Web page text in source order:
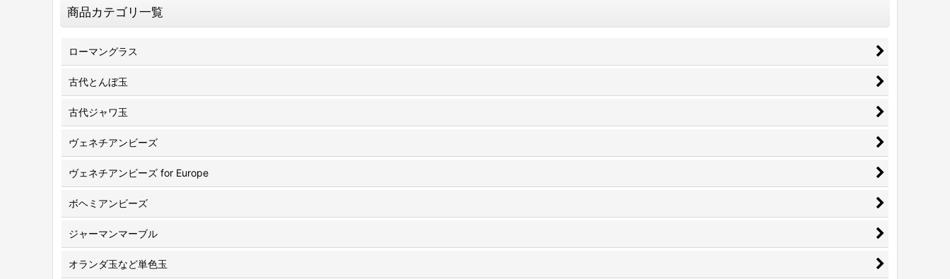
商品カテゴリ一覧
ローマングラス
古代とんぼ玉
古代ジャワ玉
ヴェネチアンビーズ
ヴェネチアンビーズ for Europe
ボヘミアンビーズ
ジャーマンマーブル
オランダ玉など単色玉